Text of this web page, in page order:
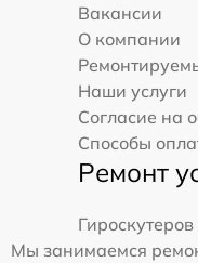
Вакансии
О компании
Наши услуги
Согласие на
Способы
Ремонт
Гироскутеров
Мы занимаемся